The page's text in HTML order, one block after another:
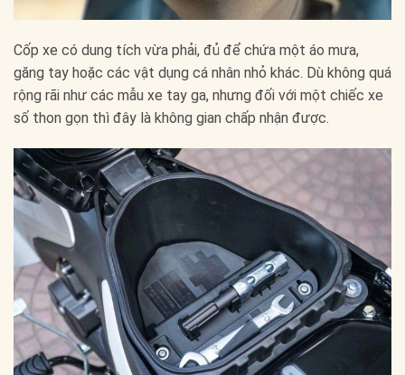
Cốp xe có dung tích vừa phải, đủ để chứa một áo mưa,
găng tay hoặc các vật dụng cá nhân nhỏ khác. Dù không quá
rộng rãi như các mẫu xe tay ga, nhưng đối với một chiếc xe
số thon gọn thì đây là không gian chấp nhận được.